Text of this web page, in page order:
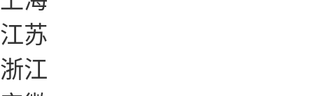
江苏
浙江